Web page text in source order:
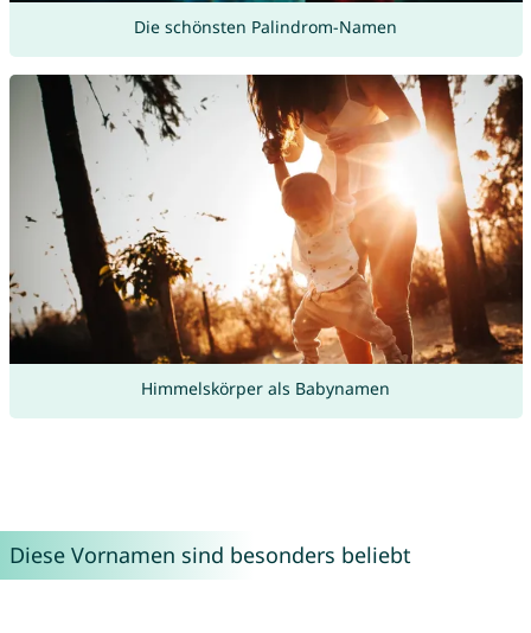
Die schönsten Palindrom-Namen
Himmelskörper als Babynamen
Diese Vornamen sind besonders beliebt